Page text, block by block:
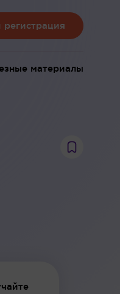
материалы